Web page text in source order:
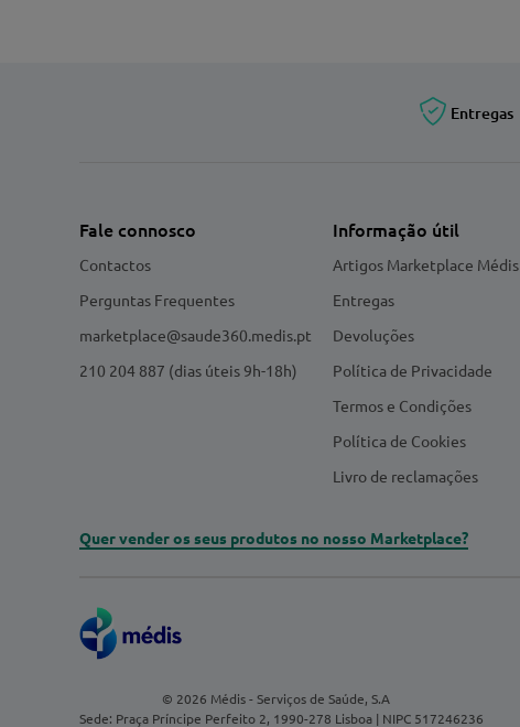
Entregas
Fale connosco
Contactos
Perguntas Frequentes
marketplace@saude360.medis.pt
210 204 887 (dias úteis 9h-18h)
Informação útil
Artigos Marketplace Médis
Entregas
Devoluções
Política de Privacidade
Termos e Condições
Política de Cookies
Livro de reclamações
Quer vender os seus produtos no nosso Marketplace?
© 2026 Médis - Serviços de Saúde, S.A
Sede: Praça Príncipe Perfeito 2, 1990-278 Lisboa | NIPC 517246236